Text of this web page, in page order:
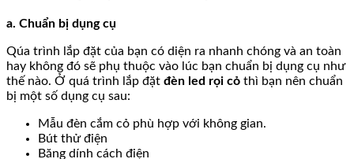
a. Chuẩn bị dụng cụ
Qúa trình lắp đặt của bạn có diện ra nhanh chóng và an toàn
hay không đó sẽ phụ thuộc vào lúc bạn chuẩn bị dụng cụ như
thế nào. Ở quá trình lắp đặt đèn led rọi cỏ thì bạn nên chuẩn
bị một số dụng cụ sau:
Mẫu đèn cắm cỏ phù hợp với không gian.
Bút thử điện
Băng dính cách điện